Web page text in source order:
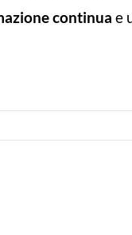
continua e